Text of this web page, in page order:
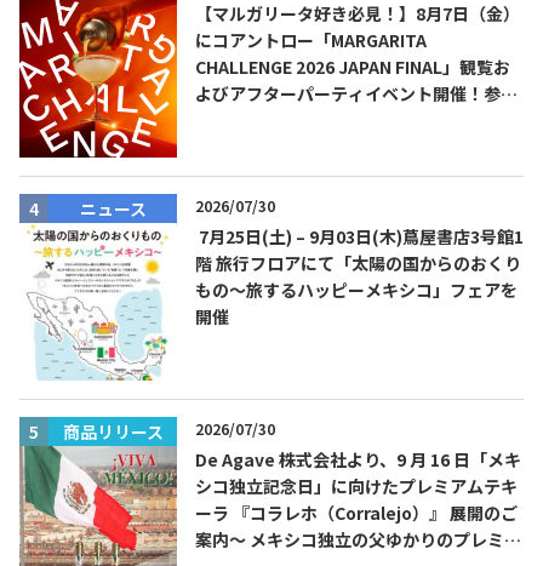
TEQUILA JOURNAL
About テキーラとは
テキーラのつくり方 テキーラマーケット
【マルガリータ好き必見！】8月7日（金）
にコアントロー「MARGARITA
CHALLENGE 2026 JAPAN FINAL」観覧お
よびアフターパーティイベント開催！参加
ニュース 2026/07/30
7月25日(土) – 9月03日(木)蔦屋書店3号館1
階 旅行フロアにて「太陽の国からのおくり
もの～旅するハッピーメキシコ」フェアを
開催
商品リリース 2026/07/30
De Agave 株式会社より、9 月 16 日「メキ
シコ独立記念日」に向けたプレミアムテキ
ーラ 『コラレホ（Corralejo）』 展開のご
案内〜 メキシコ独立の父ゆかりのプレミア